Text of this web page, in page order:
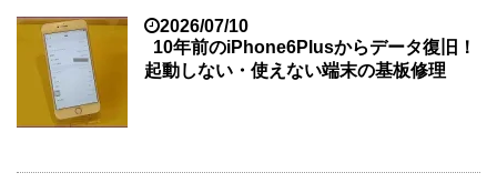
2026/07/10
10年前のiPhone6Plusからデータ復旧！
起動しない・使えない端末の基板修理